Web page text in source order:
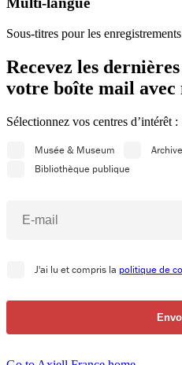
Sous-titres pour les
Recevez les
votre boîte mail
Sélectionnez vos centres d’intérêt :